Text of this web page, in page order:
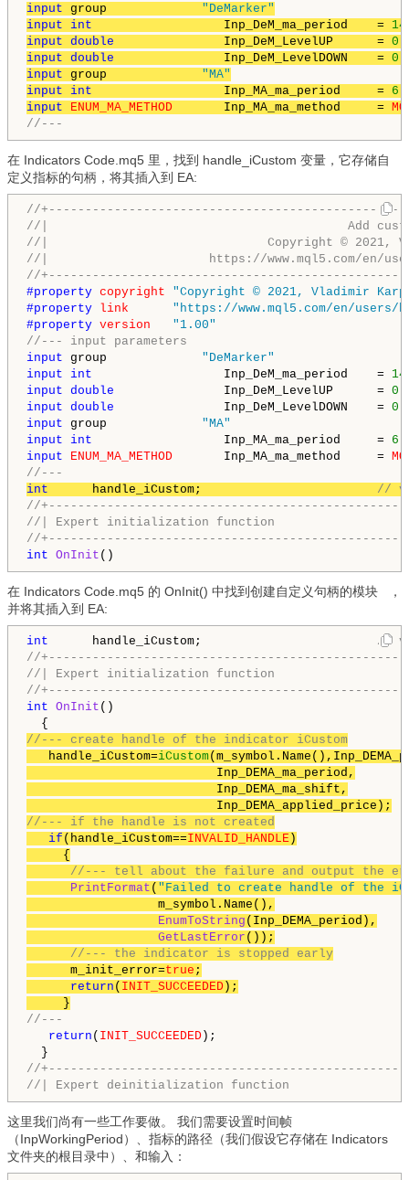
input group "DeMarker"
input
int Inp_DeM_ma_period    = 14
input double Inp_DeM_LevelUP      =
input double Inp_DeM_LevelDOWN    =
input group "MA"
input
int Inp_MA_ma_period     = 6
input
ENUM_MA_METHOD Inp_MA_ma_method     =
//---
在 Indicators Code.mq5 里，找到 handle_iCustom 变量， 它存储自
定义指标的句柄 ，将其插入到 EA:
//
//|                                         Add
//|                              Copyright ©
//|                      https://www.mql5.com/en/
//
#property copyright
"Copyright © 2021, Vladimir
#property link
"https://www.mql5.com/en/users/
#property version
"1.00"
//--- input parameters
input group "DeMarker"
input
int Inp_DeM_ma_period    = 14
input double Inp_DeM_LevelUP      =
input double Inp_DeM_LevelDOWN    =
input group "MA"
input
int Inp_MA_ma_period     = 6
input
ENUM_MA_METHOD Inp_MA_ma_method     =
//---
int handle_iCustom; //
//
//| Expert initialization function
//
int OnInit ()
在 Indicators Code.mq5 的 OnInit() 中找到创建自定义句柄的模块
，
并将其插入到 EA:
int handle_iCustom; //
//
//| Expert initialization function
//
int OnInit ()
//--- create handle of the indicator iCustom
handle_iCustom=iCustom
Inp_DEMA_ma_period,
Inp_DEMA_ma_shift,
//--- if the handle is not created
if (handle_iCustom==INVALID_HANDLE )
{
//--- tell about the failure and output the
PrintFormat ( "Failed to create handle of the
m_symbol.Name(),
EnumToString (Inp_DEMA_period),
GetLastError ());
//--- the indicator is stopped early
m_init_error=true ;
return ( INIT_SUCCEEDED );
}
//---
return ( INIT_SUCCEEDED );
//
//| Expert deinitialization function
这里我们尚有一些工作要做。 我们需要设置时间帧
（InpWorkingPeriod）、指标的路径（我们假设它存储在 Indicators
文件夹的根目录中）、和输入：